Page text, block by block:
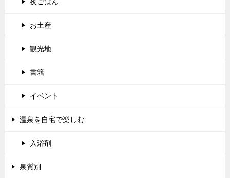
お土産
観光地
書籍
イベント
温泉を自宅で楽しむ
入浴剤
泉質別